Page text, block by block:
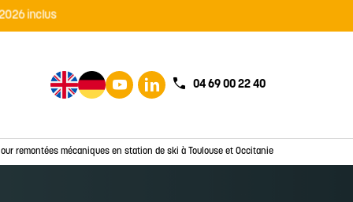
04 69 00 22 40
remontées mécaniques en station de ski à Toulouse et Occitanie